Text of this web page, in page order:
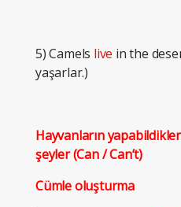
5) Camels live in the
yaşarlar.)
Hayvanların
şeyler (Can / Can’t)
Cümle oluşturma